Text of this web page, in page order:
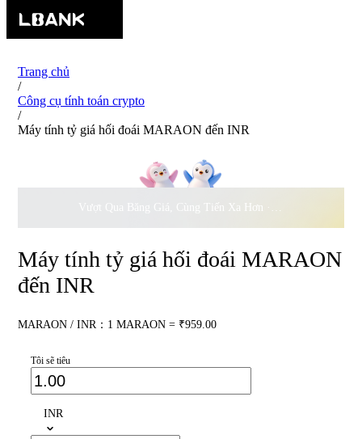
Trang chủ
/
Công cụ tính toán crypto
/
Máy tính tỷ giá hối đoái MARAON đến INR
Vượt Qua Băng Giá, Cùng Tiến Xa Hơn ·500.000
Máy tính tỷ giá hối đoái MARAON
đến INR
MARAON / INR：1 MARAON = ₹959.00
Tôi sẽ tiêu
INR